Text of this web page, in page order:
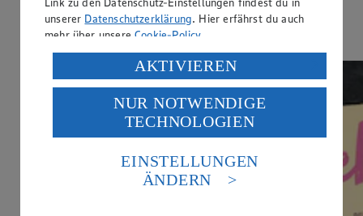
Abenteuer!
Jetzt entdecken
unserer Datenschutzerklärung. Hier erfährst du auch
mehr über unsereCookie-Policy.
Verarbeitung deiner personenbezogenen Daten in den
USA durch Facebook und YouTube:
Wenn du auf „Aktivieren“ klickst, willigst du im Sinne
des Art. 49 Abs. 1 Satz 1 lit. a) DSGVO ein, dass deine
Daten in den USA verarbeitet werden. Der EuGH sieht
die USA als Land mit einem nach europäischen
Standards nicht angemessenen Datenschutzniveau an.
Es besteht das Risiko eines Zugriffs durch US-
AKTIVIEREN
NUR NOTWENDIGE
TECHNOLOGIEN
EINSTELLUNGEN
ÄNDERN